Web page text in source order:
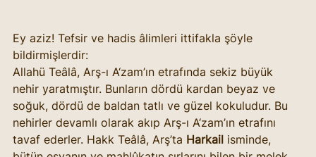
Ey aziz! Tefsir ve hadis âlimleri ittifakla şöyle
bildirmişlerdir:
Allahü Teâlâ, Arş-ı A‘zam’ın etrafında sekiz büyük
nehir yaratmıştır. Bunların dördü kardan beyaz ve
soğuk, dördü de baldan tatlı ve güzel kokuludur. Bu
nehirler devamlı olarak akıp Arş-ı A‘zam’ın etrafını
tavaf ederler. Hakk Teâlâ, Arş’ta Harkail isminde,